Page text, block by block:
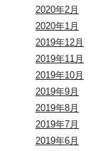
2020年2月
2020年1月
2019年12月
2019年11月
2019年10月
2019年9月
2019年8月
2019年7月
2019年6月